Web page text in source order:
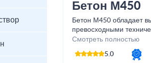
Бетон М450
Бетон М450 обладает
превосходными
гарантирует его
факторов и долгий
все необходимые
Смотреть полностью
5.0